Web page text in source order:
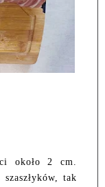
około 2 cm.
tak